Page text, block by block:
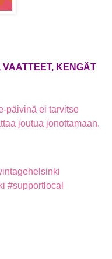
KENGÄT
päivinä ei tarvitse
joutua jonottamaan.
#supportlocal